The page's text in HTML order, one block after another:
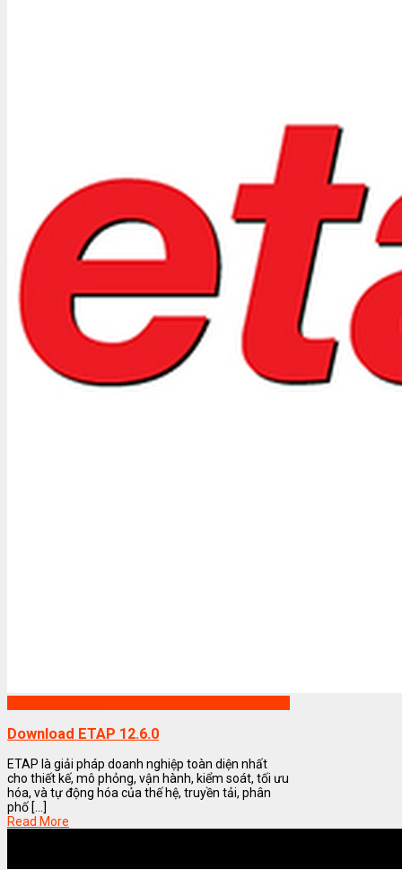
Download ETAP 12.6.0
ETAP là giải pháp doanh nghiệp toàn diện nhất
cho thiết kế, mô phỏng, vận hành, kiểm soát, tối ưu
hóa, và tự động hóa của thế hệ, truyền tải, phân
phố [...]
Read More